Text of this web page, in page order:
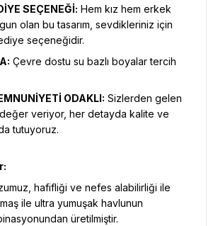
SEÇENEĞİ: Hem kız hem erkek
olan bu tasarım, sevdikleriniz için
seçeneğidir.
Çevre dostu su bazlı boyalar tercih
ODAKLI: Sizlerden gelen
veriyor, her detayda kalite ve
tutuyoruz.
hafifliği ve nefes alabilirliği ile
ile ultra yumuşak havlunun
üretilmiştir.